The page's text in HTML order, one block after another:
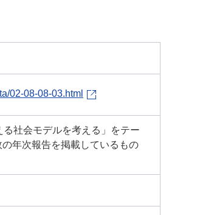
02-08-08-03.html
社会モデルを考える」をテー
年次報告を掲載しているもの